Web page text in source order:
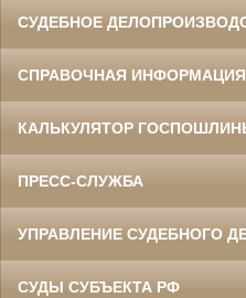
СУДЕБНОЕ
СПРАВОЧНАЯ ИНФОРМАЦИЯ
КАЛЬКУЛЯТОР
ПРЕСС-СЛУЖБА
УПРАВЛЕНИЕ СУДЕБНОГО
СУДЫ СУБЪЕКТА РФ